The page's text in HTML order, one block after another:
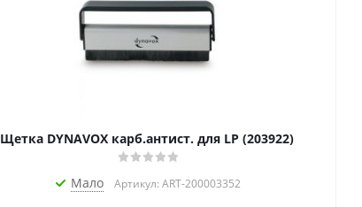
Щетка DYNAVOX карб.антист. для LP (203922)
Мало Артикул: ART-200003352